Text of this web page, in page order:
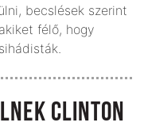
becslések szerint
félő, hogy
CLINTON